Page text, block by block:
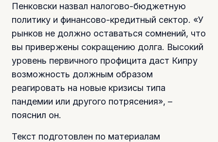
Пенковски назвал налогово-бюджетную
политику и финансово-кредитный сектор. «У
рынков не должно оставаться сомнений, что
вы привержены сокращению долга. Высокий
уровень первичного профицита даст Кипру
возможность должным образом
реагировать на новые кризисы типа
пандемии или другого потрясения», –
пояснил он.
Текст подготовлен по материалам